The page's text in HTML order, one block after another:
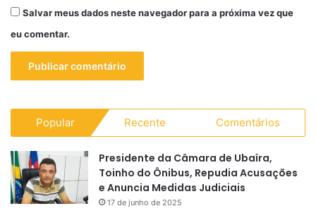
Salvar meus dados neste navegador para a próxima vez que
eu comentar.
Popular Recente Comentários
Presidente da Câmara de Ubaíra,
Toinho do Ônibus, Repudia Acusações
e Anuncia Medidas Judiciais
17 de junho de 2025